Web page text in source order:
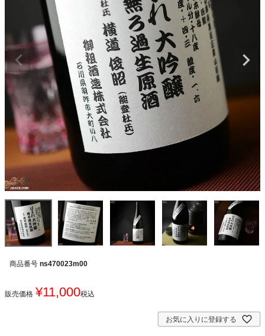
商品番号 ns470023m00
販売価格 ¥11,000税込
お気に入りに登録する